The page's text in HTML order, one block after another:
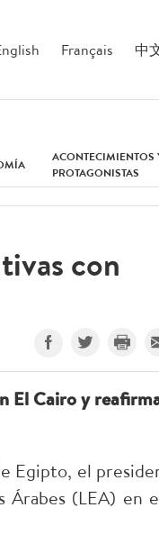
Français 中
ACONTECIMIENTOS
PROTAGONISTAS
con
El Cairo y
Egipto, el
Árabes (LEA) en